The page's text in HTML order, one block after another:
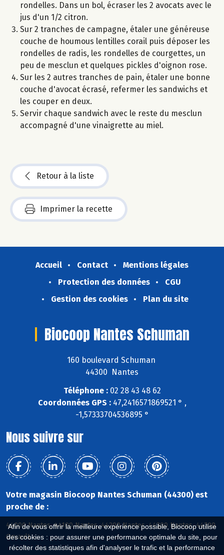
Afin de vous offrir la meilleure expérience possible, Biocoop utilise
des cookies : pour assurer une performance optimale du site, pour
récolter des statistiques afin d'analyser le trafic et la performance
rondelles. Dans un bol, écraser les 2 avocats avec le
jus d'un 1/2 citron.
Sur 2 tranches de campagne, étaler une généreuse
couche de houmous lentilles corail puis déposer les
rondelles de radis, les rondelles de courgettes, un
peu de mesclun et quelques pickles d'oignon rose.
Sur les 2 autres tranches de pain, étaler une bonne
couche d'avocat écrasé, refermer les sandwichs et
les couper en deux.
Servir chaque sandwich avec le reste du mesclun
accompagné d'une vinaigrette au miel.
Retour à la liste
Imprimer la recette
Accueil Contact
Mentions légales
Protection des données
CGU
Gestion des cookies
Plan du site
Biocoop Nantes Schuman
160 boulevard Schuman
44300 Nantes
Téléphone :02 28 43 48 62
Coordonnées GPS :47,2416571869521 ° ,
-1,57333704536895 °
Nous suivre sur
Votre magasin Biocoop Nantes Schuman (44300) est
proche de :
44000 Nantes, 44100 Nantes, 44200 Nantes, 44300 Nantes, 44700
Orvault